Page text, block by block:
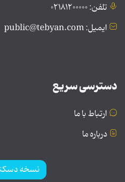
تلفن: ۰۲۱۸۱۲۰۰۰۰۰
ایمیل: public@tebyan.com
دسترسی سریع
ارتباط با ما
درباره ما
نسخه